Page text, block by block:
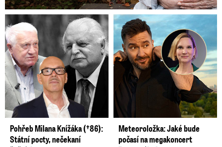
Pohřeb Milana Knížáka (†86):
Státní pocty, nečekaní
Meteoroložka: Jaké bude
počasí na megakoncert